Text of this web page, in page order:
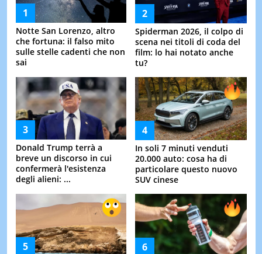
Notte San Lorenzo, altro
che fortuna: il falso mito
sulle stelle cadenti che non
sai
Spiderman 2026, il colpo di
scena nei titoli di coda del
film: lo hai notato anche
tu?
Donald Trump terrà a
breve un discorso in cui
confermerà l'esistenza
degli alieni: ...
In soli 7 minuti venduti
20.000 auto: cosa ha di
particolare questo nuovo
SUV cinese